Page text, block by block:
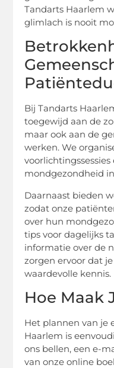
Tandarts Haarlem
glimlach is nooit
Bij Tandarts
toegewijd aan de
maar ook aan de
werken. We
mondgezondheid
Daarnaast bieden
zodat onze
over hun
tips voor dagelijks
informatie over de
zorgen ervoor dat
waardevolle kennis.
Hoe Maak
Het plannen van je
Haarlem is
ons bellen, een e-
van onze online